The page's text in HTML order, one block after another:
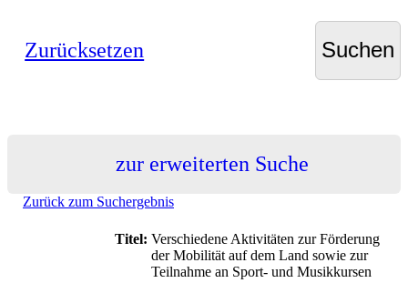
Zurücksetzen
zur erweiterten Suche
Zurück zum Suchergebnis
Titel: Verschiedene Aktivitäten zur Förderung
der Mobilität auf dem Land sowie zur
Teilnahme an Sport- und Musikkursen